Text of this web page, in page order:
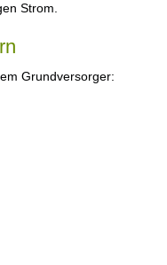
Strom.
Grundversorger: